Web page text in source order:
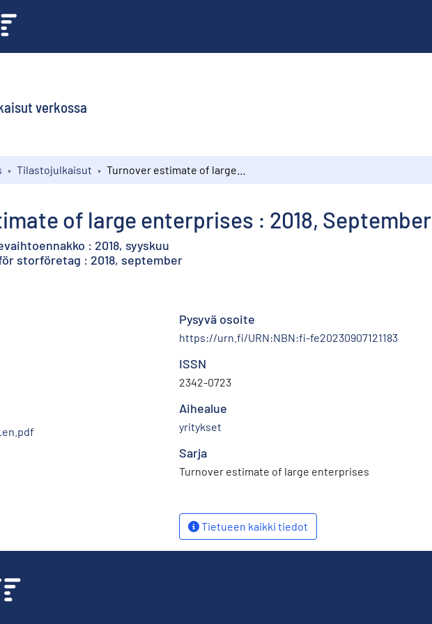
verkossa
Tilastojulkaisut
of large enterprises : 2018, September
: 2018, syyskuu
storföretag : 2018, september
Pysyvä osoite
https://urn.fi/URN:NBN:fi-fe20230907121183
ISSN
2342-0723
Aihealue
yritykset
Sarja
Turnover estimate of large enterprises
Tietueen kaikki tiedot